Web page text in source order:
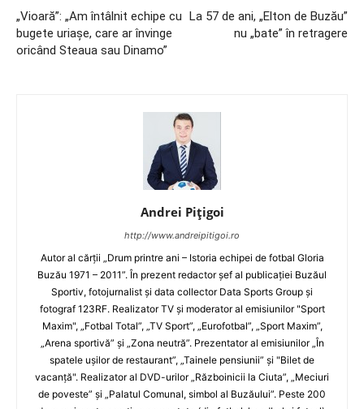
„Vioară”: „Am întâlnit echipe cu
bugete uriaşe, care ar învinge
oricând Steaua sau Dinamo”
La 57 de ani, „Elton de Buzău”
nu „bate” în retragere
Andrei Pițigoi
http://www.andreipitigoi.ro
Autor al cărţii „Drum printre ani – Istoria echipei de fotbal Gloria
Buzău 1971 – 2011”. În prezent redactor şef al publicaţiei Buzăul
Sportiv, fotojurnalist şi data collector Data Sports Group şi
fotograf 123RF. Realizator TV şi moderator al emisiunilor "Sport
Maxim", „Fotbal Total”, „TV Sport”, „Eurofotbal”, „Sport Maxim”,
„Arena sportivă” şi „Zona neutră”. Prezentator al emisiunilor „În
spatele uşilor de restaurant”, „Tainele pensiunii” şi "Bilet de
vacanţă". Realizator al DVD-urilor „Războinicii la Ciuta”, „Meciuri
de poveste” şi „Palatul Comunal, simbol al Buzăului”. Peste 200